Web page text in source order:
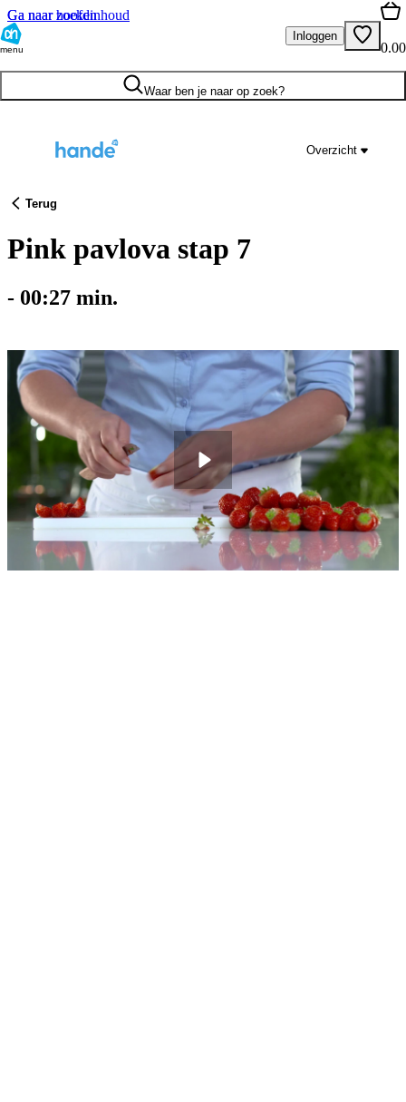
Ga naar hoofdinhoud
Ga naar zoeken
menu
Inloggen
0.00
Waar ben je naar op zoek?
Overzicht
Terug
Pink pavlova stap 7
- 00:27 min.